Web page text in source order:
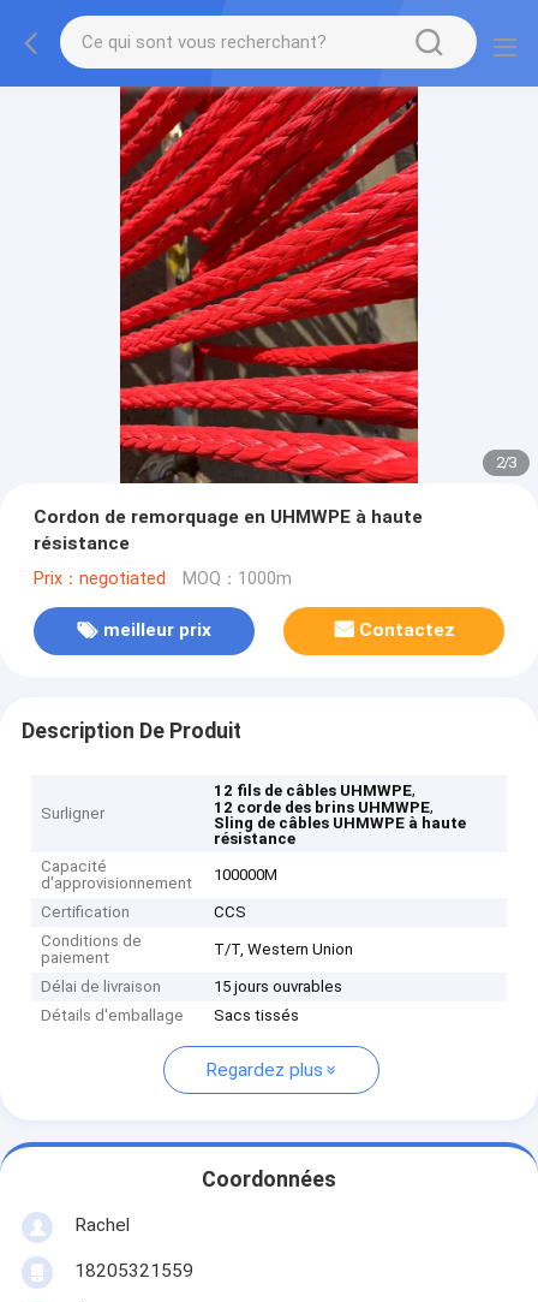
2/3
Cordon de remorquage en UHMWPE à haute
résistance
Prix：negotiated MOQ：1000m
meilleur prix Contactez
Description De Produit
Surligner
12 fils de câbles UHMWPE,
12 corde des brins UHMWPE,
Sling de câbles UHMWPE à haute
résistance
Capacité
d'approvisionnement
100000M
Certification
CCS
Conditions de
paiement
T/T, Western Union
Délai de livraison
15 jours ouvrables
Détails d'emballage
Sacs tissés
Regardez plus
Coordonnées
Rachel
18205321559